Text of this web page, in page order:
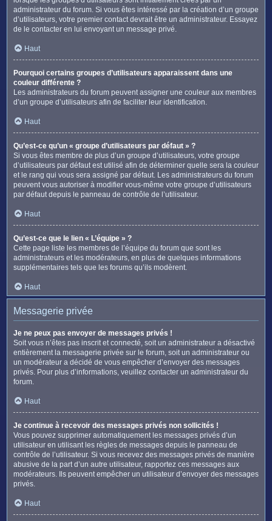
administrateur du forum. Si vous êtes intéressé par la création d’un groupe
d’utilisateurs, votre premier contact devrait être un administrateur. Essayez
de le contacter en lui envoyant un message privé.
Haut
Pourquoi certains groupes d’utilisateurs apparaissent dans une
couleur différente ?
Les administrateurs du forum peuvent assigner une couleur aux membres
d’un groupe d’utilisateurs afin de faciliter leur identification.
Haut
Qu’est-ce qu’un « groupe d’utilisateurs par défaut » ?
Si vous êtes membre de plus d’un groupe d’utilisateurs, votre groupe
d’utilisateurs par défaut est utilisé afin de déterminer quelle sera la couleur
et le rang qui vous sera assigné par défaut. Les administrateurs du forum
peuvent vous autoriser à modifier vous-même votre groupe d’utilisateurs
par défaut depuis le panneau de contrôle de l’utilisateur.
Haut
Qu’est-ce que le lien « L’équipe » ?
Cette page liste les membres de l’équipe du forum que sont les
administrateurs et les modérateurs, en plus de quelques informations
supplémentaires tels que les forums qu’ils modèrent.
Haut
Messagerie privée
Je ne peux pas envoyer de messages privés !
Soit vous n’êtes pas inscrit et connecté, soit un administrateur a désactivé
entièrement la messagerie privée sur le forum, soit un administrateur ou
un modérateur a décidé de vous empêcher d’envoyer des messages
privés. Pour plus d’informations, veuillez contacter un administrateur du
forum.
Haut
Je continue à recevoir des messages privés non sollicités !
Vous pouvez supprimer automatiquement les messages privés d’un
utilisateur en utilisant les règles de messages depuis le panneau de
contrôle de l’utilisateur. Si vous recevez des messages privés de manière
abusive de la part d’un autre utilisateur, rapportez ces messages aux
modérateurs. Ils peuvent empêcher un utilisateur d’envoyer des messages
privés.
Haut